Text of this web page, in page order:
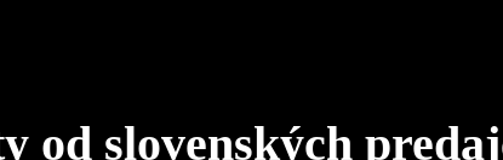
od slovenských